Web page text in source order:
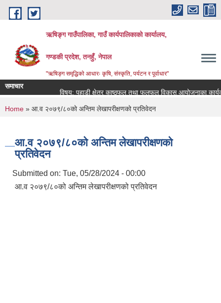
Skip to main content
ऋषिङ्ग गाउँपालिका, गाउँ कार्यपालिकाको कार्यालय,
गण्डकी प्रदेश, तनहुँ, नेपाल
"ऋषिङ्ग समृद्धिको आधारः कृषि, संस्कृति, पर्यटन र पूर्वाधार"
समाचार
विषय: पहाडी क्षेत्र काष्ठफल तथा फलफूल विकास आयोजनाका
You are here
Home » आ.व २०७९/८०को अन्तिम लेखापरीक्षणको प्रतिवेदन
आ.व २०७९/८०को अन्तिम लेखापरीक्षणको
प्रतिवेदन
Submitted on: Tue, 05/28/2024 - 00:00
आ.व २०७९/८०को अन्तिम लेखापरीक्षणको प्रतिवेदन